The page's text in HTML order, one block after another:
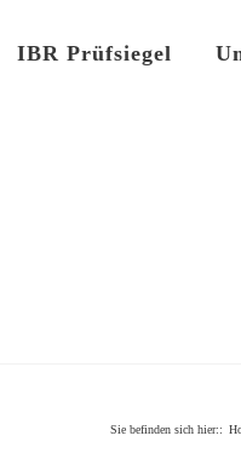
IBR Prüfsiegel
Sie befinden sich hier::